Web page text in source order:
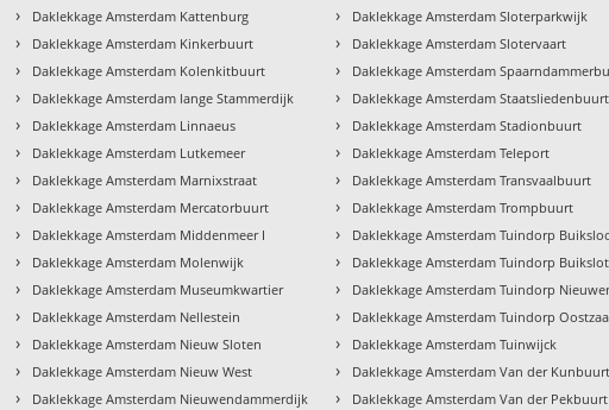
› Daklekkage Amsterdam Kattenburg
› Daklekkage Amsterdam Kinkerbuurt
› Daklekkage Amsterdam Kolenkitbuurt
› Daklekkage Amsterdam lange Stammerdijk
› Daklekkage Amsterdam Linnaeus
› Daklekkage Amsterdam Lutkemeer
› Daklekkage Amsterdam Marnixstraat
› Daklekkage Amsterdam Mercatorbuurt
› Daklekkage Amsterdam Middenmeer I
› Daklekkage Amsterdam Molenwijk
› Daklekkage Amsterdam Museumkwartier
› Daklekkage Amsterdam Nellestein
› Daklekkage Amsterdam Nieuw Sloten
› Daklekkage Amsterdam Nieuw West
› Daklekkage Amsterdam Nieuwendammerdijk
› Daklekkage Amsterdam Sloterparkwijk
› Daklekkage Amsterdam Slotervaart
› Daklekkage Amsterdam
› Daklekkage Amsterdam Staatsliedenbuurt
› Daklekkage Amsterdam Stadionbuurt
› Daklekkage Amsterdam Teleport
› Daklekkage Amsterdam Transvaalbuurt
› Daklekkage Amsterdam Trompbuurt
› Daklekkage Amsterdam Tuindorp
› Daklekkage Amsterdam Tuindorp
› Daklekkage Amsterdam Tuindorp
› Daklekkage Amsterdam Tuindorp
› Daklekkage Amsterdam Tuinwijck
› Daklekkage Amsterdam Van der Kunbuurt
› Daklekkage Amsterdam Van der Pekbuurt